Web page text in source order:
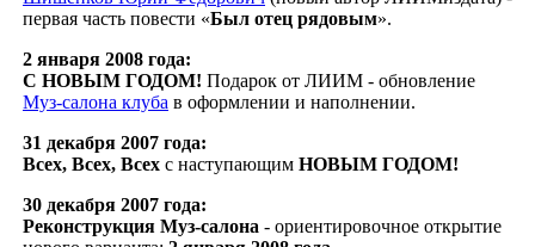
первая часть повести «Был отец рядовым».
2 января 2008 года:
С НОВЫМ ГОДОМ! Подарок от ЛИИМ - обновление
Муз-салона клуба в оформлении и наполнении.
31 декабря 2007 года:
Всех, Всех, Всех с наступающим НОВЫМ ГОДОМ!
30 декабря 2007 года:
Реконструкция Муз-салона - ориентировочное открытие